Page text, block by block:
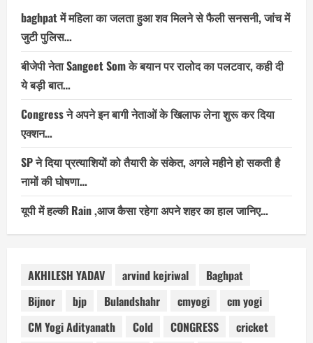
baghpat में महिला का जलता हुआ शव मिलने से फैली सनसनी, जांच में
जुटी पुलिस…
बीजेपी नेता Sangeet Som के बयान पर रालोद का पलटवार, कही दी
ये बड़ी बात…
Congress ने अपने इन बागी नेताओं के खिलाफ लेना शुरू कर दिया
एक्शन…
SP ने दिया प्रत्याशियों को तैयारी के संकेत, अगले महीने हो सकती है
नामों की घोषणा…
यूपी में हल्की Rain ,आज कैसा रहेगा अपने शहर का हाल जानिए…
AKHILESH YADAV arvind kejriwal
Baghpat
Bijnor
bjp Bulandshahr cmyogi
cm yogi
CM Yogi Adityanath
Cold CONGRESS
cricket